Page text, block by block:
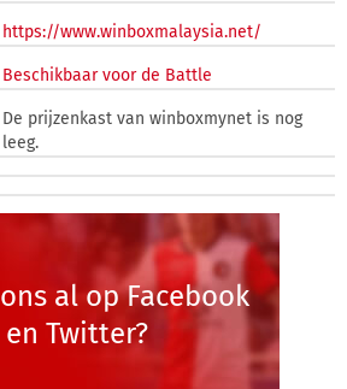
https://www.winboxmalaysia.net/
Beschikbaar voor de Battle
De prijzenkast van winboxmynet is nog
leeg.
al op Facebook
en Twitter?